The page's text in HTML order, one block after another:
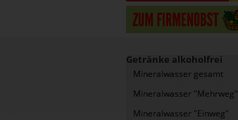
Getränke alkoholfrei
Mineralwasser gesamt
Mineralwasser "Mehrweg"
Mineralwasser "Einweg"